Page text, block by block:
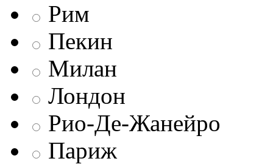
Рим
Пекин
Милан
Лондон
Рио-Де-Жанейро
Париж